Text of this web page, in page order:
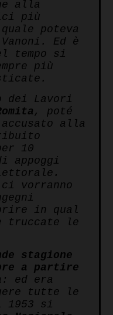
alla
più
poteva
Ed è
tempo si
più
dei Lavori
, poté
alla
10
appoggi
vorranno
in qual
truccate le
stagione
a partire
: ed era
tutte le
1953 si